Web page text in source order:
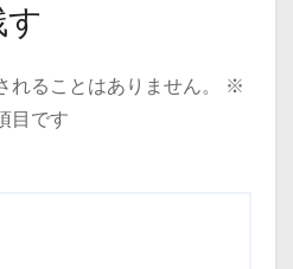
ることはありません。
※
目です